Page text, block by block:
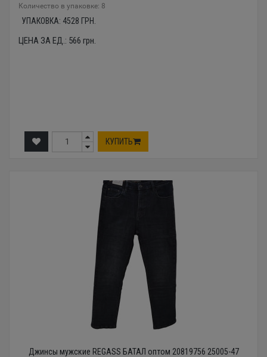
Количество в упаковке: 8
УПАКОВКА: 4528 ГРН.
ЦЕНА ЗА ЕД.: 566 грн.
КУПИТЬ
Джинсы мужские REGASS БАТАЛ оптом 20819756 25005-47